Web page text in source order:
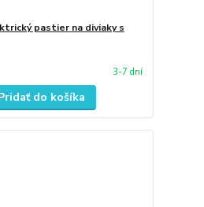
pastier na diviaky s
3-7 dní
do košíka